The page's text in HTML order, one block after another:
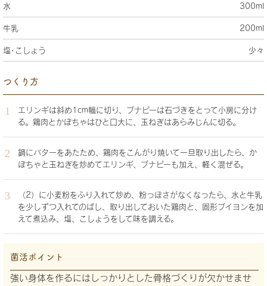
水 300ml
牛乳 200ml
塩･こしょう 少々
つくり方
エリンギは斜め1cm幅に切り、ブナピーは石づきをとって小房に分け
る。鶏肉とかぼちゃはひと口大に、玉ねぎはあらみじんに切る。
鍋にバターをあたため、鶏肉をこんがり焼いて一旦取り出したら、か
ぼちゃと玉ねぎを炒めてエリンギ、ブナピーも加え、軽く混ぜる。
（2）に小麦粉をふり入れて炒め、粉っぽさがなくなったら、水と牛乳
を少しずつ入れてのばし、取り出しておいた鶏肉と、固形ブイヨンを加
えて煮込み、塩、こしょうをして味を調える。
菌活ポイント
強い身体を作るにはしっかりとした骨格づくりが欠かせませ